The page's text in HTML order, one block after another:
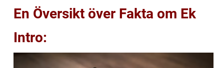
En Översikt över Fakta om Ek
Intro: